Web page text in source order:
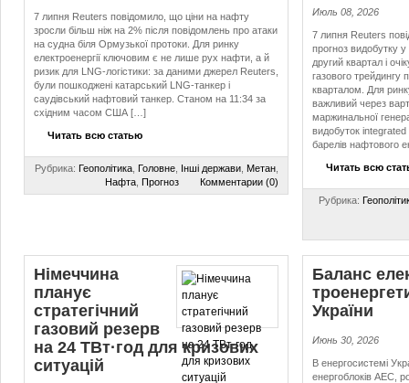
7 липня Reuters повідомило, що ціни на нафту
зросли більш ніж на 2% після повідомлень про атаки
на судна біля Ормузької протоки. Для ринку
електроенергії ключовим є не лише рух нафти, а й
ризик для LNG-логістики: за даними джерел Reuters,
були пошкоджені катарський LNG-танкер і
саудівський нафтовий танкер. Станом на 11:34 за
східним часом США […]
Читать всю статью
Рубрика: Геополітика Головне Інші держави Метан
Нафта Прогноз Комментарии (0)
Июль 08, 2026
7 липня Reuters
прогноз видобутку
другий квартал і
газового трейдингу
кварталом. Для
важливий через
маржинальної
видобуток integrated
барелів нафтового
Читать всю
Рубрика:
Німеччина
планує
стратегічний
газовий резерв
на 24 ТВт·год для кризових
ситуацій
Баланс
України
Июнь 30, 2026
В енергосистемі
енергоблоків АЕС,